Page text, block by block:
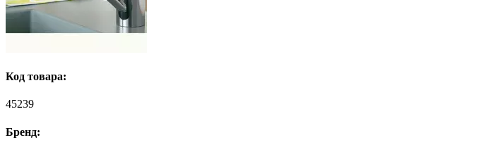
Код товара:
45239
Бренд: